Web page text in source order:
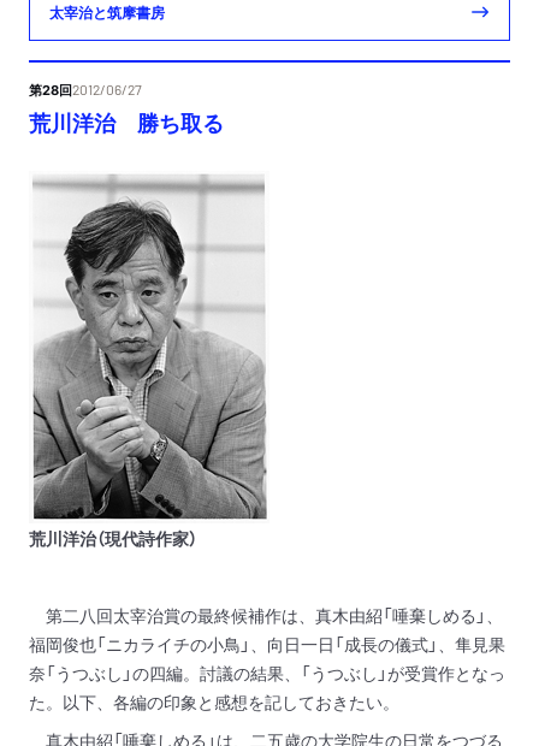
太宰治と筑摩書房
第28回2012/06/27
荒川洋治 勝ち取る
荒川洋治（現代詩作家）
第二八回太宰治賞の最終候補作は、真木由紹「唾棄しめる」、
福岡俊也「ニカライチの小鳥」、向日一日「成長の儀式」、隼見果
奈「うつぶし」の四編。討議の結果、「うつぶし」が受賞作となっ
た。以下、各編の印象と感想を記しておきたい。
真木由紹「唾棄しめる」は、二五歳の大学院生の日常をつづる